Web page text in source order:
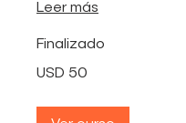
Leer más
Finalizado
dólares
USD 50